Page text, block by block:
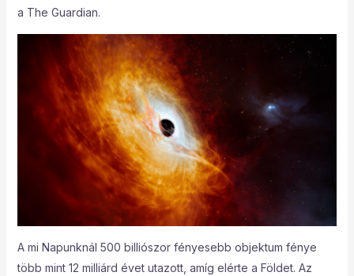
a The Guardian.
A mi Napunknál 500 billiószor fényesebb objektum fénye
több mint 12 milliárd évet utazott, amíg elérte a Földet. Az